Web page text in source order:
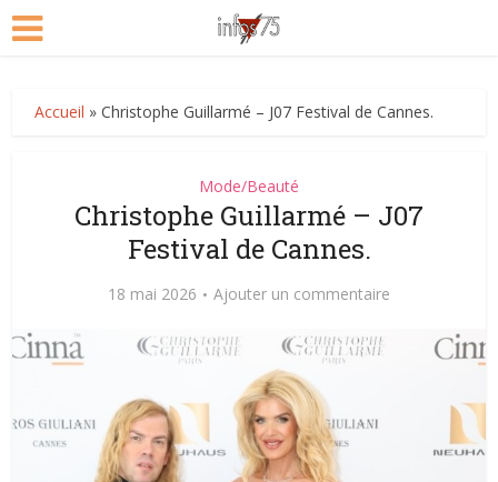
Accueil »Christophe Guillarmé – J07 Festival de Cannes.
Mode/Beauté
Christophe Guillarmé – J07
Festival de Cannes.
18 mai 2026 Ajouter un commentaire